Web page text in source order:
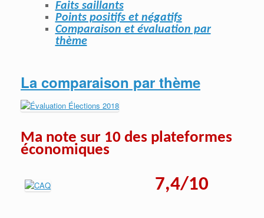
Faits saillants
Points positifs et négatifs
Comparaison et évaluation par
thème
La comparaison par thème
Ma note sur 10 des plateformes
économiques
7,4/10